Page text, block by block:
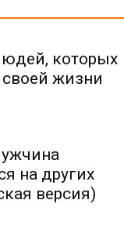
которых
своей жизни
на других
версия)